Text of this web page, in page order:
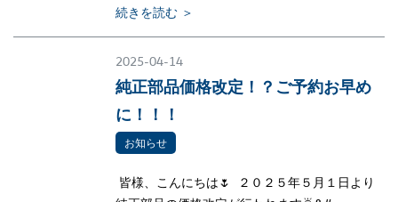
続きを読む ＞
2025-04-14
純正部品価格改定！？ご予約お早め
に！！！
お知らせ
皆様、こんにちは🌷 ２０２５年５月１日より